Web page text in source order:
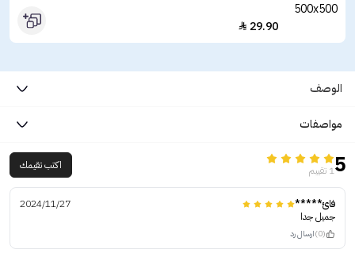
29.90

الوصف
مواصفات
51 تقييم اكتب تقيمك
فائ*****
2024/11/27
جميل جدا
(0) ارسال رد